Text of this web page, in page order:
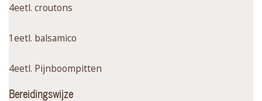
4eetl. croutons
1eetl. balsamico
4eetl. Pijnboompitten
Bereidingswijze